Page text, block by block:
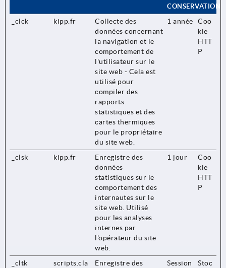
CONSERVATION
_clck kipp.fr
Collecte des
données concernant
la navigation et le
comportement de
l'utilisateur sur le
site web - Cela est
utilisé pour
compiler des
rapports
statistiques et des
cartes thermiques
pour le propriétaire
du site web.
1 année
Coo
kie
HTT
P
_clsk kipp.fr
Enregistre des
données
statistiques sur le
comportement des
internautes sur le
site web. Utilisé
pour les analyses
internes par
l'opérateur du site
web.
1 jour
Coo
kie
HTT
P
_cltk
scripts.cla
Enregistre des
Session
Stoc